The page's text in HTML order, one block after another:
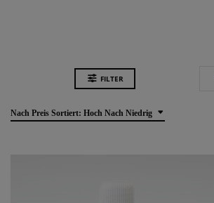
FILTER
Nach Preis Sortiert: Hoch Nach Niedrig